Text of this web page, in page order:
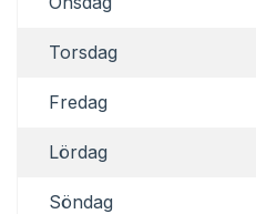
Torsdag
Fredag
Lördag
Söndag